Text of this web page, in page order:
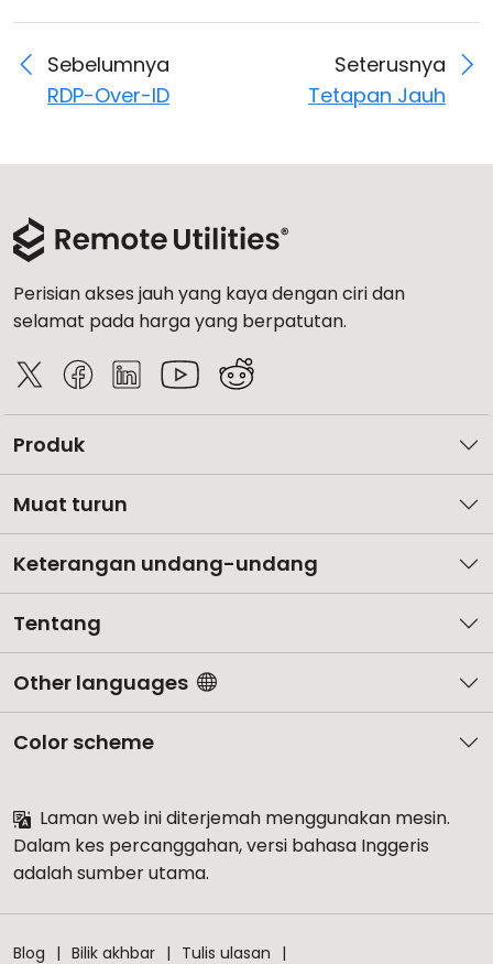
Sebelumnya
RDP-Over-ID
Seterusnya
Tetapan Jauh
Perisian akses jauh yang kaya dengan ciri dan
selamat pada harga yang berpatutan.
Produk
Muat turun
Keterangan undang-undang
Tentang
Other languages
Color scheme
Laman web ini diterjemah menggunakan mesin.
Dalam kes percanggahan, versi bahasa Inggeris
adalah sumber utama.
Blog Bilik akhbar Tulis ulasan